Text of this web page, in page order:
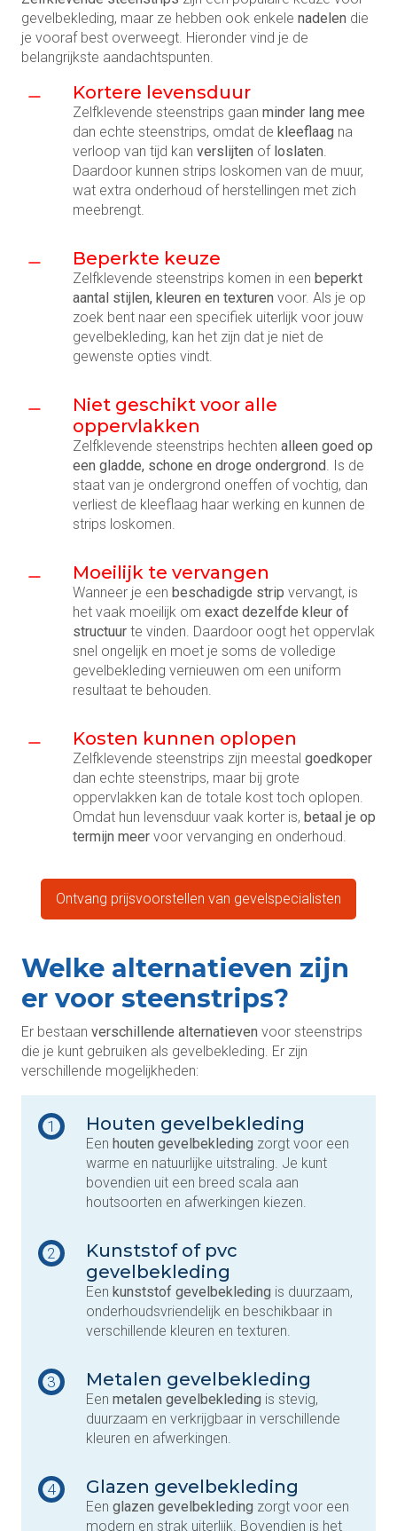
gevelbekleding, maar ze hebben ook enkele nadelen die
je vooraf best overweegt. Hieronder vind je de
belangrijkste aandachtspunten.
Kortere levensduur
Zelfklevende steenstrips gaan minder lang mee
dan echte steenstrips, omdat de kleeflaag na
verloop van tijd kan verslijten of loslaten.
Daardoor kunnen strips loskomen van de muur,
wat extra onderhoud of herstellingen met zich
meebrengt.
Beperkte keuze
Zelfklevende steenstrips komen in een beperkt
aantal stijlen, kleuren en texturen voor. Als je op
zoek bent naar een specifiek uiterlijk voor jouw
gevelbekleding, kan het zijn dat je niet de
gewenste opties vindt.
Niet geschikt voor alle
oppervlakken
Zelfklevende steenstrips hechten alleen goed op
een gladde, schone en droge ondergrond. Is de
staat van je ondergrond oneffen of vochtig, dan
verliest de kleeflaag haar werking en kunnen de
strips loskomen.
Moeilijk te vervangen
Wanneer je een beschadigde strip vervangt, is
het vaak moeilijk om exact dezelfde kleur of
structuur te vinden. Daardoor oogt het oppervlak
snel ongelijk en moet je soms de volledige
gevelbekleding vernieuwen om een uniform
resultaat te behouden.
Kosten kunnen oplopen
Zelfklevende steenstrips zijn meestal goedkoper
dan echte steenstrips, maar bij grote
oppervlakken kan de totale kost toch oplopen.
Omdat hun levensduur vaak korter is, betaal je op
termijn meer voor vervanging en onderhoud.
Ontvang prijsvoorstellen van gevelspecialisten
Welke alternatieven zijn
er voor steenstrips?
Er bestaan verschillende alternatieven voor steenstrips
die je kunt gebruiken als gevelbekleding. Er zijn
verschillende mogelijkheden:
1 Houten gevelbekleding
Eenhouten gevelbekleding zorgt voor een
warme en natuurlijke uitstraling. Je kunt
bovendien uit een breed scala aan
houtsoorten en afwerkingen kiezen.
2
Kunststof of pvc
gevelbekleding
Eenkunststof gevelbekleding is duurzaam,
onderhoudsvriendelijk en beschikbaar in
verschillende kleuren en texturen.
3 Metalen gevelbekleding
Eenmetalen gevelbekleding is stevig,
duurzaam en verkrijgbaar in verschillende
kleuren en afwerkingen.
4 Glazen gevelbekleding
Eenglazen gevelbekleding zorgt voor een
modern en strak uiterlijk. Bovendien is het